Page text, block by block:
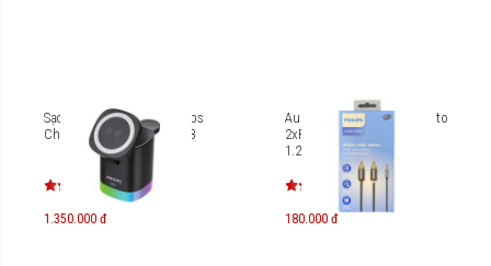
Sạc không dây 3 in 1 Philips
Charger stand DLP8430CB
1.350.000 đ
Audio cable 3.5mm stereo to
2xRCA Philips SWA4141
1.2m
180.000 đ